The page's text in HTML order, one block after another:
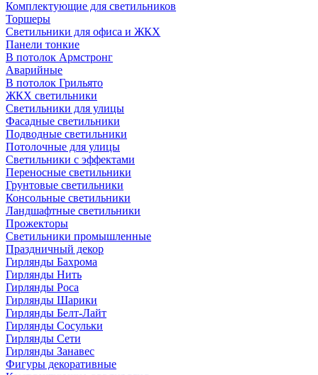
Комплектующие для светильников
Торшеры
Светильники для офиса и ЖКХ
Панели тонкие
В потолок Армстронг
Аварийные
В потолок Грильято
ЖКХ светильники
Светильники для улицы
Фасадные светильники
Подводные светильники
Потолочные для улицы
Светильники с эффектами
Переносные светильники
Грунтовые светильники
Консольные светильники
Ландшафтные светильники
Прожекторы
Светильники промышленные
Праздничный декор
Гирлянды Бахрома
Гирлянды Нить
Гирлянды Роса
Гирлянды Шарики
Гирлянды Белт-Лайт
Гирлянды Сосульки
Гирлянды Сети
Гирлянды Занавес
Фигуры декоративные